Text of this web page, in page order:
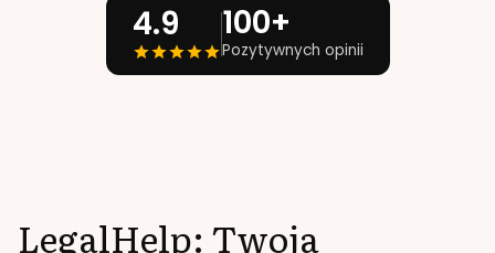
4.9 100+
Pozytywnych opinii
LegalHelp: Twoja